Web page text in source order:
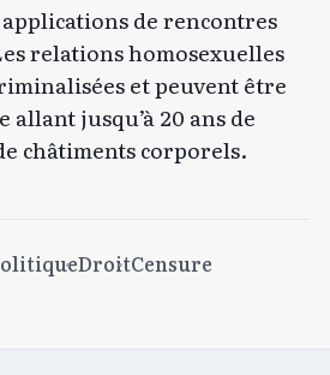
applications de rencontres
relations homosexuelles
et peuvent être
allant jusqu’à 20 ans de
châtiments corporels.
DroitCensure